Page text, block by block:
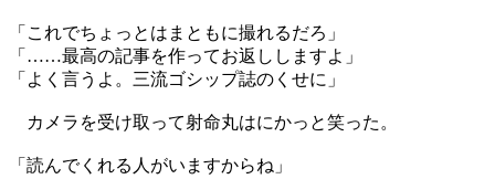
「これでちょっとはまともに撮れるだろ」
「……最高の記事を作ってお返ししますよ」
「よく言うよ。三流ゴシップ誌のくせに」
カメラを受け取って射命丸はにかっと笑った。
「読んでくれる人がいますからね」